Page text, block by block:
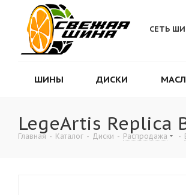
СЕТЬ
ШИНЫ ДИСКИ
LegeArtis Replica
Главная - Каталог - Диски - Распродажа -